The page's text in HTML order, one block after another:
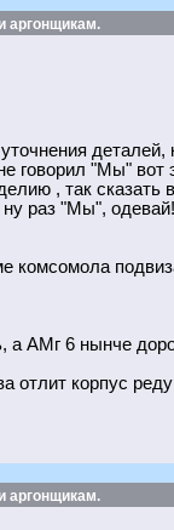
аргонщикам.
говорил "Мы"
, так сказать
ну раз "Мы",
комсомола
а АМг 6 нынче
отлит корпус
аргонщикам.